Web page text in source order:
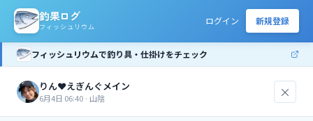
釣果ログ
フィッシュリウム
ログイン 新規登録
フィッシュリウムで釣り具・仕掛けをチェック
りん❤️えぎんぐメイン
6月4日 06:40 · 山陰 ×